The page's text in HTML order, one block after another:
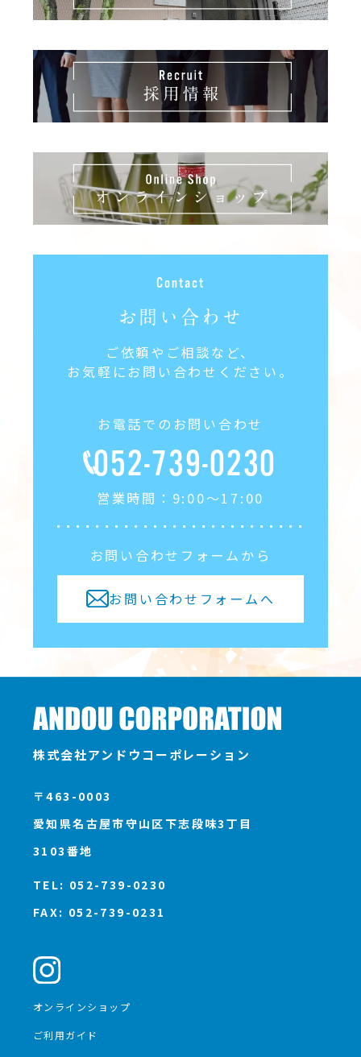
13 愛犬の日
国際家族デー
国際博物館の日
森林の日
探偵の日
サイクリングの日
ラブレターの日
24 ゴルフ場記念日
26 東名高速道路全面開通記念日
27 小松菜の日
28 花火の日
30
31 世界禁煙デー
お問い合わせ
ご依頼やご相談など、
お気軽にお問い合わせください。
お電話でのお問い合わせ
052-739-0230
営業時間：9:00〜17:00
お問い合わせフォームから
お問い合わせフォームへ
株式会社アンドウコーポレーション
〒463-0003
愛知県名古屋市守山区下志段味3丁目
3103番地
TEL: 052-739-0230
FAX: 052-739-0231
オンラインショップ
ご利用ガイド